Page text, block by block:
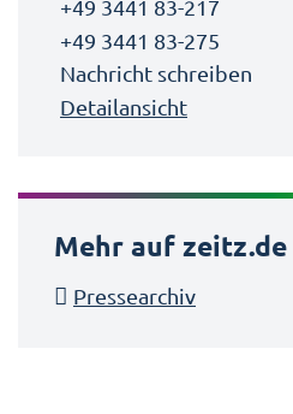
+49 3441 83-217
+49 3441 83-275
Nachricht schreiben
Detailansicht
Mehr auf zeitz.de
Pressearchiv